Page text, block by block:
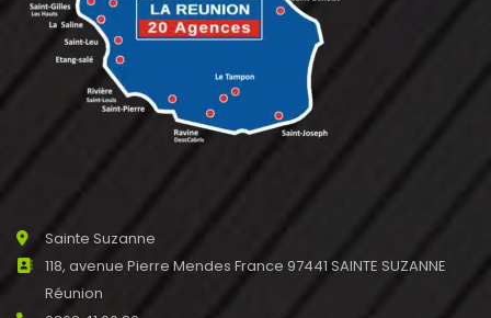
Sainte Suzanne
118, avenue Pierre Mendes France 97441 SAINTE SUZANNE
Réunion